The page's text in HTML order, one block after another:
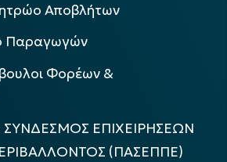
Αποβλήτων
Παραγωγών
Φορέων &
ΕΠΙΧΕΙΡΗΣΕΩΝ
(ΠΑΣΕΠΠΕ)